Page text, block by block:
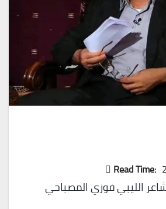
Read Time:
الليبي فوزي المصباحي